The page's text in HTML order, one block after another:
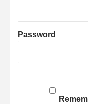
Password